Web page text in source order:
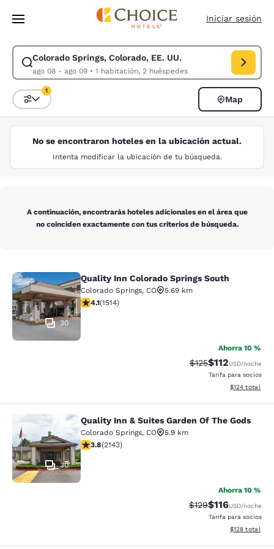
Pasar A Contenido Principal
Iniciar sesión
Colorado Springs, Colorado, EE. UU.
ago 08 - ago 09• 1 habitación, 2 huéspedes
Modificar la búsqueda de Colorado Springs, Colorado, EE. UU..
Ordenar y filtrar
1
Map
No se encontraron hoteles en la ubicación actual.
Intenta modificar la ubicación de tu búsqueda.
A continuación, encontrarás hoteles adicionales en el área que
no coinciden exactamente con tus criterios de búsqueda.
Quality Inn Colorado Springs South
30
Quality Inn Colorado Springs South
Colorado Springs, CO
5.69 km
calificación de 4.13 estrellas. Muy bueno. 1514 reseñas
4.1(1514)
Ahorra 10 %
Precio tachado:
$125Precio con
$112USD/noche
Tarifa para socios
Ver detalles
$124 total
Quality Inn & Suites Garden Of The
30
Quality Inn & Suites Garden Of The Gods
Colorado Springs, CO
5.9 km
calificación de 3.79 estrellas. Bueno. 2143 reseñas
3.8(2143)
Ahorra 10 %
Precio tachado:
$129Precio con
$116USD/noche
Tarifa para socios
Ver detalles
$128 total